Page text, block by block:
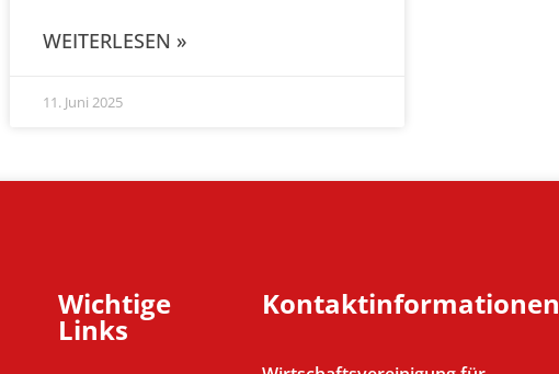
WEITERLESEN »
11. Juni 2025
Wichtige
Links
Kontaktinformationen